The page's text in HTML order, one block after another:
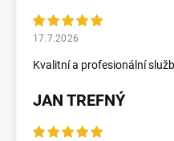
17.7.2026
Kvalitní a profesionální
JAN TREFNÝ